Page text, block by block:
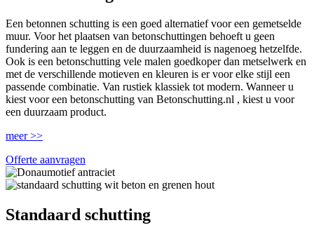
Een betonnen schutting is een goed alternatief voor een gemetselde
muur. Voor het plaatsen van betonschuttingen behoeft u geen
fundering aan te leggen en de duurzaamheid is nagenoeg hetzelfde.
Ook is een betonschutting vele malen goedkoper dan metselwerk en
met de verschillende motieven en kleuren is er voor elke stijl een
passende combinatie. Van rustiek klassiek tot modern. Wanneer u
kiest voor een betonschutting van Betonschutting.nl , kiest u voor
een duurzaam product.
meer >>
Offerte aanvragen
Standaard schutting